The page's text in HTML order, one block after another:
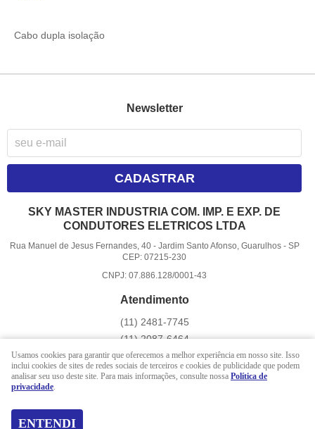
Cabo dupla isolação
Newsletter
CADASTRAR
SKY MASTER INDUSTRIA COM. IMP. E EXP. DE
CONDUTORES ELETRICOS LTDA
Rua Manuel de Jesus Fernandes, 40- Jardim Santo Afonso, Guarulhos- SP
CEP: 07215-230
CNPJ: 07.886.128/0001-43
Atendimento
(11) 2481-7745
(11)2087-6464
(11)97401-9814(WhatsApp)
Seg - Sex 08 hrs às 17 hrs
Usamos cookies para garantir que oferecemos a melhor experiência em nosso site. Isso
inclui cookies de sites de redes sociais de terceiros e cookies de publicidade que podem
analisar seu uso deste site. Para mais informações, consulte nossa Política de
privacidade.
ENTENDI